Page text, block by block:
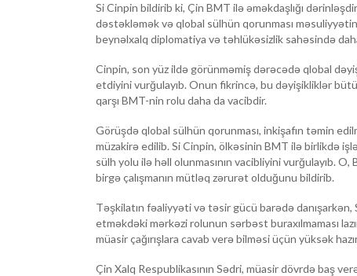
Si Cinpin bildirib ki, Çin BMT ilə əməkdaşlığı
dəstəkləmək və qlobal sülhün qorunması
beynəlxalq diplomatiya və təhlükəsizlik sahəsində
Cinpin, son yüz ildə görünməmiş dərəcədə qlobal
etdiyini vurğulayıb. Onun fikrincə, bu dəyişikliklər
qarşı BMT-nin rolu daha da vacibdir.
Görüşdə qlobal sülhün qorunması, inkişafın təmin
müzakirə edilib. Si Cinpin, ölkəsinin BMT ilə birlikdə
sülh yolu ilə həll olunmasının vacibliyini vurğulayıb.
birgə çalışmanın mütləq zərurət olduğunu bildirib.
Təşkilatın fəaliyyəti və təsir gücü barədə
etməkdəki mərkəzi rolunun sərbəst buraxılmaması
müasir çağırışlara cavab verə bilməsi üçün yüksək
Çin Xalq Respublikasının Sədri, müasir dövrdə baş